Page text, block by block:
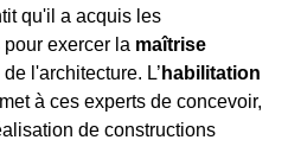
qu'il a acquis les
exercer la maîtrise
l'architecture. L’ habilitation
à ces experts de concevoir,
de constructions